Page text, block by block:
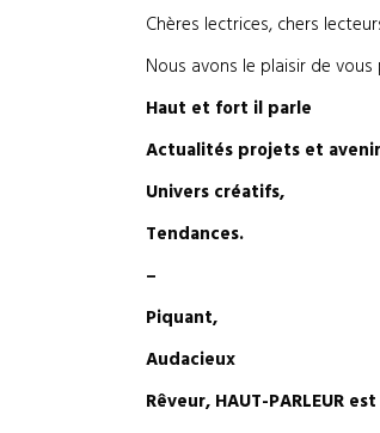
Chères lectrices, chers
Nous avons le plaisir de
Haut et fort il parle
Actualités projets et
Univers créatifs,
Tendances.
–
Piquant,
Audacieux
Rêveur, HAUT-PARLEUR